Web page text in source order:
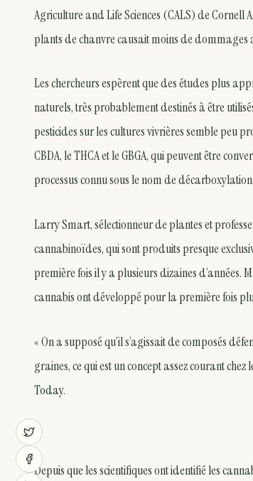
Agriculture and Life Sciences (CALS) de Cornell
plants de chanvre causait moins de dommages
Les chercheurs espèrent que des études plus
naturels, très probablement destinés à être
pesticides sur les cultures vivrières semble peu
CBDA, le THCA et le GBGA, qui peuvent être
processus connu sous le nom de décarboxylation.
Larry Smart, sélectionneur de plantes et
cannabinoïdes, qui sont produits presque
première fois il y a plusieurs dizaines d’années.
cannabis ont développé pour la première fois
« On a supposé qu’il s’agissait de composés
graines, ce qui est un concept assez courant
Today.
Depuis que les scientifiques ont identifié les